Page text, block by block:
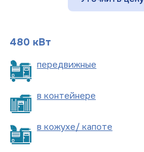
480 кВт
передвижные
в контейнере
в кожухе/ капоте